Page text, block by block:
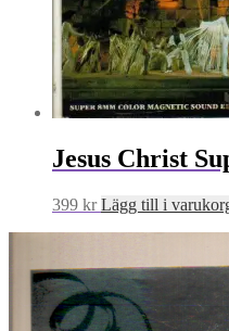
Jesus Christ
399 kr Lägg till i